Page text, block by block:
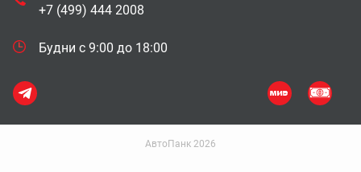
+7 (499) 444 2008
Будни с 9:00 до 18:00
АвтоПанк 2026